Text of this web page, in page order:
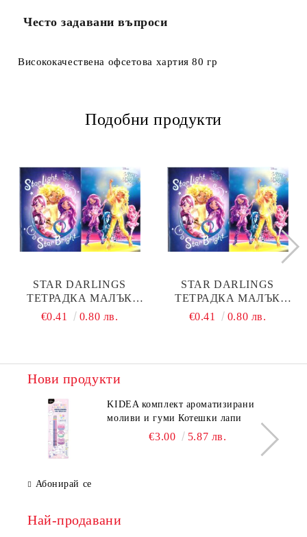
Често задавани въпроси
Висококачествена офсетова хартия 80 гр
Подобни продукти
STAR DARLINGS
ТЕТРАДКА МАЛЪК
ФОРМАТ 20 Л ТШР
€0.41 0.80 лв.
STAR DARLINGS
ТЕТРАДКА МАЛЪК
ФОРМАТ 20 Л ГКВ
€0.41 0.80 лв.
Нови продукти
KIDEA комплект ароматизирани
моливи и гуми Котешки лапи
€3.00 5.87 лв.
Абонирай се
Най-продавани